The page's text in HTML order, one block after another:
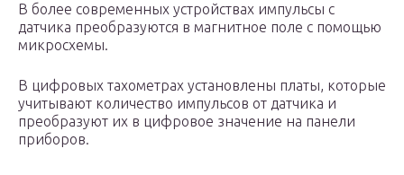
В более современных устройствах импульсы с
датчика преобразуются в магнитное поле с помощью
микросхемы.
В цифровых тахометрах установлены платы, которые
учитывают количество импульсов от датчика и
преобразуют их в цифровое значение на панели
приборов.